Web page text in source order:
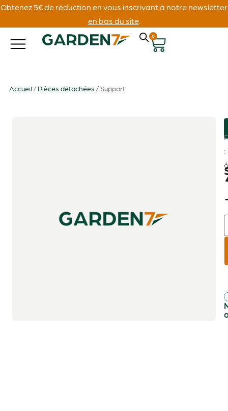
Obtenez 5€ de réduction en vous inscrivant à notre newsletter
en bas du site.
0
Accueil / Pièces détachées / Support
: